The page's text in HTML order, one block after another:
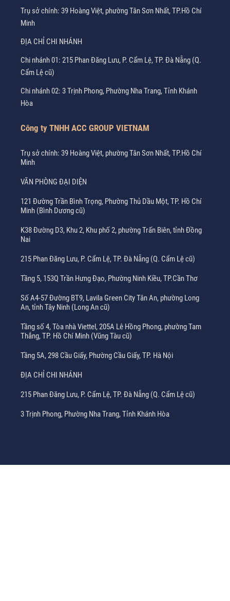
Trụ sở chính: 39 Hoàng Việt, phường Tân Sơn Nhất, TP.Hồ Chí
Minh
ĐỊA CHỈ CHI NHÁNH
Chi nhánh 01: 215 Phan Đăng Lưu, P. Cẩm Lệ, TP. Đà Nẵng (Q.
Cẩm Lệ cũ)
Chi nhánh 02: 3 Trịnh Phong, Phường Nha Trang, Tỉnh Khánh
Hòa
Công ty TNHH ACC GROUP VIETNAM
Trụ sở chính: 39 Hoàng Việt, phường Tân Sơn Nhất, TP.Hồ Chí
Minh
VĂN PHÒNG ĐẠI DIỆN
121 Đường Trần Bình Trọng, Phường Thủ Dầu Một, TP. Hồ Chí
Minh (Bình Dương cũ)
K38 Đường D3, Khu 2, Khu phố 2, phường Trấn Biên, tỉnh Đồng
Nai
215 Phan Đăng Lưu, P. Cẩm Lệ, TP. Đà Nẵng (Q. Cẩm Lệ cũ)
Tầng 5, 153Q Trần Hưng Đạo, Phường Ninh Kiều, TP.Cần Thơ
Số A4-57 Đường BT9, Lavila Green City Tân An, phường Long
An, tỉnh Tây Ninh (Long An cũ)
Tầng số 4, Tòa nhà Viettel, 205A Lê Hồng Phong, phường Tam
Thắng, TP. Hồ Chí Minh (Vũng Tàu cũ)
Tầng 5A, 298 Cầu Giấy, Phường Cầu Giấy, TP. Hà Nội
ĐỊA CHỈ CHI NHÁNH
215 Phan Đăng Lưu, P. Cẩm Lệ, TP. Đà Nẵng (Q. Cẩm Lệ cũ)
3 Trịnh Phong, Phường Nha Trang, Tỉnh Khánh Hòa